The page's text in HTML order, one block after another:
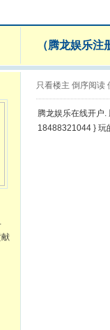
（腾龙娱乐
只看楼主 倒序阅读
腾龙娱乐在线开
18488321044 } 玩